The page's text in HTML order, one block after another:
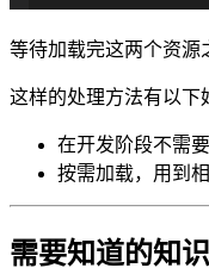
等待加载完这两个资源
这样的处理方法有以下
在开发阶段不需
按需加载，用到
需要知道的知